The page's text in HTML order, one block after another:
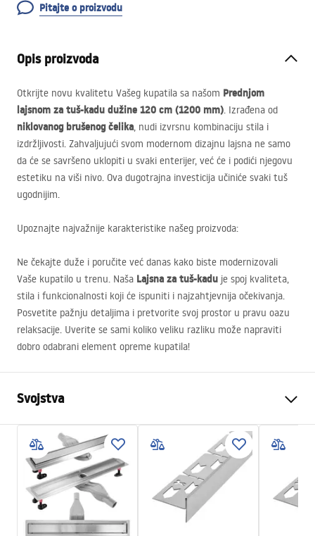
Pitajte o proizvodu
Opis proizvoda
Otkrijte novu kvalitetu Vašeg kupatila sa našom Prednjom
lajsnom za tuš-kadu dužine 120 cm (1200 mm). Izrađena od
niklovanog brušenog čelika, nudi izvrsnu kombinaciju stila i
izdržljivosti. Zahvaljujući svom modernom dizajnu lajsna ne samo
da će se savršeno uklopiti u svaki enterijer, već će i podići njegovu
estetiku na viši nivo. Ova dugotrajna investicija učiniće svaki tuš
ugodnijim.
Upoznajte najvažnije karakteristike našeg proizvoda:
Ne čekajte duže i poručite već danas kako biste modernizovali
Vaše kupatilo u trenu. Naša Lajsna za tuš-kadu je spoj kvaliteta,
stila i funkcionalnosti koji će ispuniti i najzahtjevnija očekivanja.
Posvetite pažnju detaljima i pretvorite svoj prostor u pravu oazu
relaksacije. Uverite se sami koliko veliku razliku može napraviti
dobro odabrani element opreme kupatila!
Svojstva
Tip proizvoda
Boja
Četkani čelik
Materijal
Nehrđajući čelik
Duljina
1200 mm
Visina
mm